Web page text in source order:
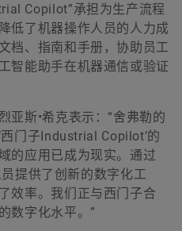
Copilot”承担为生产流程
低了机器操作人员的人力成
档、指南和手册，协助员工
智能助手在机器通信或验证
亚斯•希克表示：“舍弗勒的
门子Industrial Copilot’的
的应用已成为现实。通过
提供了创新的数字化工
效率。我们正与西门子合
数字化水平。”